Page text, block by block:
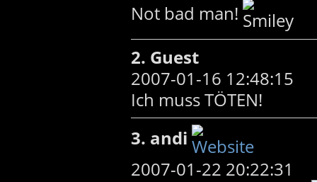
Not bad man!
2. Guest
2007-01-16 12:48:15
Ich muss TÖTEN!
3. andi
2007-01-22 20:22:31